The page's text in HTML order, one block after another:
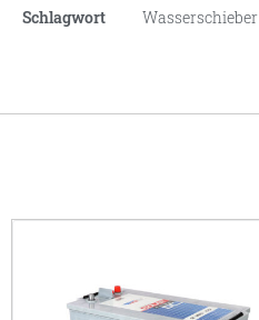
Schlagwort
Wasserschieber